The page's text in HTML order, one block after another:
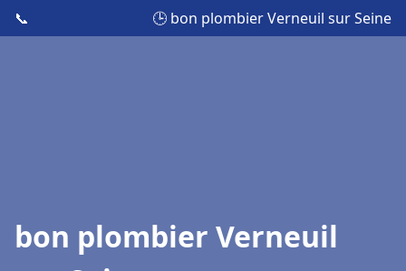
📞 🕒 bon plombier Verneuil sur Seine
bon plombier Verneuil